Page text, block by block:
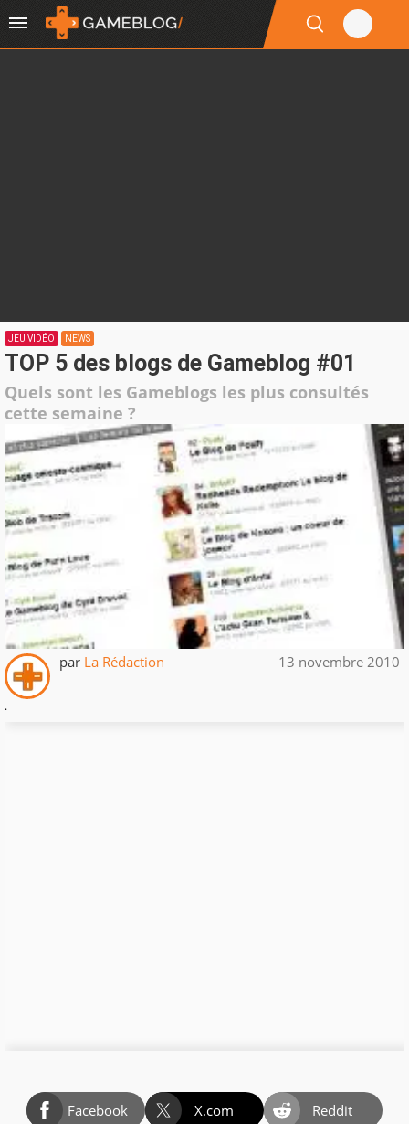
JEU VIDÉO NEWS
TOP 5 des blogs de Gameblog #01
Quels sont les Gameblogs les plus consultés
cette semaine ?
par La Rédaction 13 novembre 2010
.
Facebook X.com
Reddit